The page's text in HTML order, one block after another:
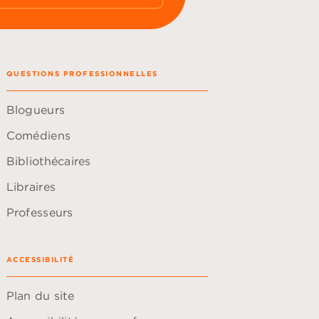
QUESTIONS PROFESSIONNELLES
Blogueurs
Comédiens
Bibliothécaires
Libraires
Professeurs
ACCESSIBILITÉ
Plan du site